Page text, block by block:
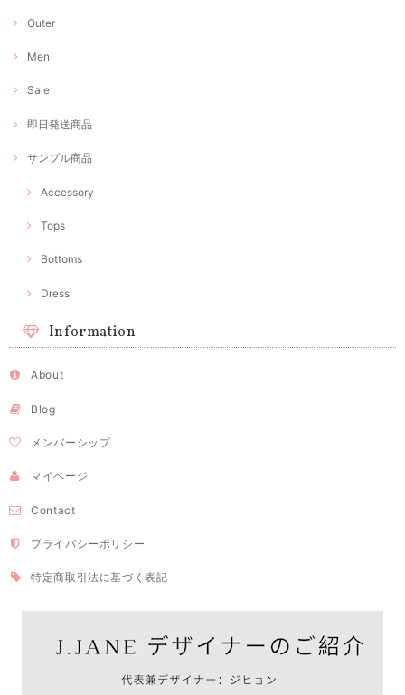
Outer
Men
Sale
即日発送商品
サンプル商品
Accessory
Tops
Bottoms
Dress
Information
About
Blog
メンバーシップ
マイページ
Contact
プライバシーポリシー
特定商取引法に基づく表記